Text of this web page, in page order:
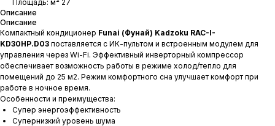
Площадь: м² 27
Описание
Описание
Компактный кондиционер Funai (Фунай) Kadzoku RAC-I-
KD30HP.D03 поставляется с ИК-пультом и встроенным модулем для
управления через Wi-Fi. Эффективный инверторный компрессор
обеспечивает возможность работы в режиме холод/тепло для
помещений до 25 м2. Режим комфортного сна улучшает комфорт при
работе в ночное время.
Особенности и преимущества:
Супер энергоэффективность
Супернизкий уровень шума